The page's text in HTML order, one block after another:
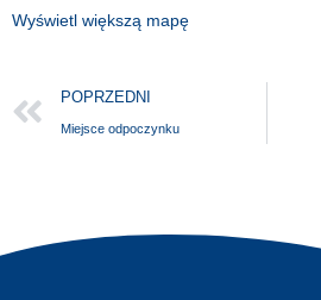
Wyświetl większą mapę
POPRZEDNI
Miejsce odpoczynku